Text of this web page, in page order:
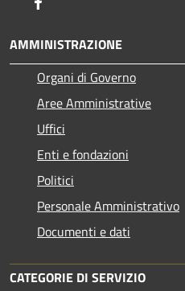
AMMINISTRAZIONE
Organi di Governo
Aree Amministrative
Uffici
Enti e fondazioni
Politici
Personale Amministrativo
Documenti e dati
CATEGORIE DI SERVIZIO